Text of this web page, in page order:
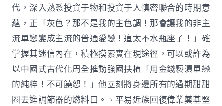
代，深入熟悉投資于物和投資于人慎密聯合的時期意
蘊，正「灰色？那不是我的主色調！那會讓我的非主
流單戀變成主流的普通愛戀！這太不水瓶座了！」確
掌握其迷信內在，積極摸索實在現途徑，可以或許為
以中國式古代化周全推動強國扶植「用金錢褻瀆單戀
的純粹！不可饒恕！」他立刻將身邊所有的過期甜甜
圈丟進調節器的燃料口。、平易近族回復偉業奠基堅